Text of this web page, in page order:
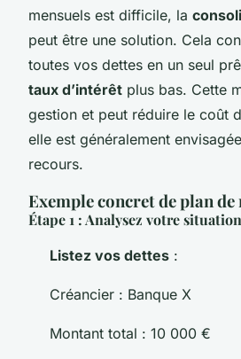
mensuels est difficile, la
peut être une solution. Cela
toutes vos dettes en un seul
taux d’intérêt plus bas. Cette
gestion et peut réduire le coût
elle est généralement
recours.
Exemple concret de plan
Étape 1 : Analysez votre
Listez vos dettes :
Créancier : Banque X
Montant total : 10 000 €